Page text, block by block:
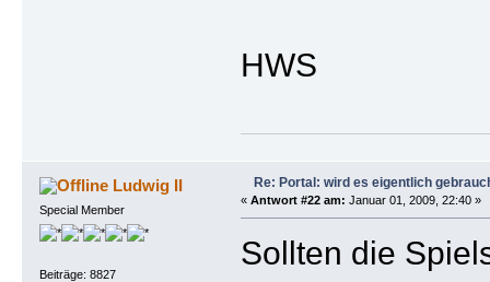
HWS
Ludwig II
Special Member
Beiträge: 8827
Re: Portal: wird es eigentlich
« Antwort #22 am: Januar 01, 2009, 22:40 »
Sollten die